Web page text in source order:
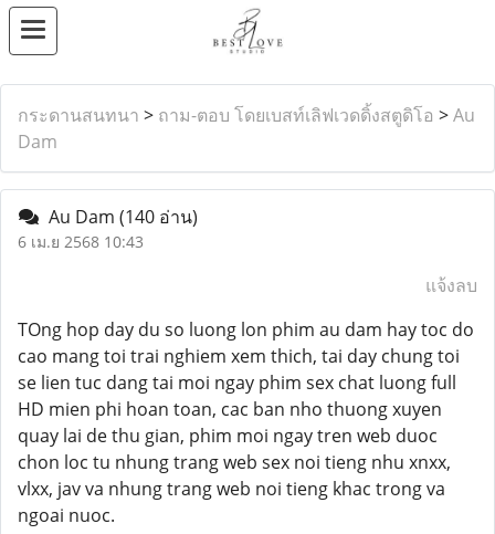
กระดานสนทนา > ถาม-ตอบ โดยเบสท์เลิฟเวดดิ้งสตูดิโอ >Au
Dam
Au Dam (140 อ่าน)
6 เม.ย 2568 10:43
แจ้งลบ
TOng hop day du so luong lon phim au dam hay toc do
cao mang toi trai nghiem xem thich, tai day chung toi
se lien tuc dang tai moi ngay phim sex chat luong full
HD mien phi hoan toan, cac ban nho thuong xuyen
quay lai de thu gian, phim moi ngay tren web duoc
chon loc tu nhung trang web sex noi tieng nhu xnxx,
vlxx, jav va nhung trang web noi tieng khac trong va
ngoai nuoc.